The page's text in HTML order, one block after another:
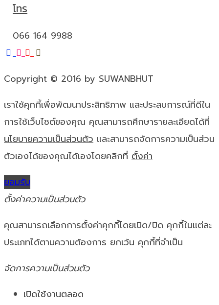
โทร
066 164 9988
Copyright © 2016 by SUWANBHUT
เราใช้คุกกี้เพื่อพัฒนาประสิทธิภาพ และประสบการณ์ที่ดีใน
การใช้เว็บไซต์ของคุณ คุณสามารถศึกษารายละเอียดได้ที่
นโยบายความเป็นส่วนตัว และสามารถจัดการความเป็นส่วน
ตัวเองได้ของคุณได้เองโดยคลิกที่ ตั้งค่า
ยอมรับ
ตั้งค่าความเป็นส่วนตัว
คุณสามารถเลือกการตั้งค่าคุกกี้โดยเปิด/ปิด คุกกี้ในแต่ละ
ประเภทได้ตามความต้องการ ยกเว้น คุกกี้ที่จำเป็น
จัดการความเป็นส่วนตัว
เปิดใช้งานตลอด